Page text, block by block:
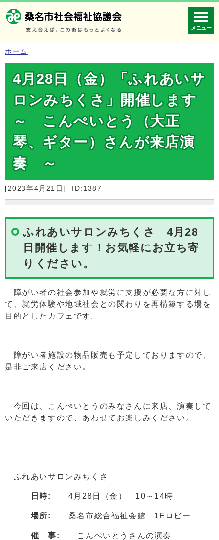
メニュー
ホーム
4月28日（金）「ふれあいサ
ロンみちくさ」開催します
～ こんぺいとう（大正
琴、ギター）さんが来店演
奏 ～
[2023年4月21日] ID:1387
ふれあいサロンみちくさ 4月28
日開催します！お気軽にお立ち寄
りください。
障がい者の社会参加や就労に支援が必要な方に対し
て、就労体験や地域社会との関わりを再構築する場を
目的としたカフェです。
障がい者施設の物品販売も予定しておりますので、
是非ご来店ください。
今回は、こんぺいとうのみなさんに来店、演奏して
いただきますので、あわせてお楽しみください。
ふれあいサロンみちくさ
日時: 4月28日（金） 10～14時
場所: 桑名市総合福祉会館 1Fロビー
催 事: こんぺいとうさんの演奏